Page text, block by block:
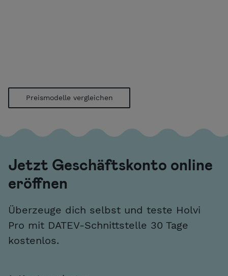
Preismodelle vergleichen
Jetzt Geschäftskonto online
eröffnen
Überzeuge dich selbst und teste Holvi
Pro mit DATEV-Schnittstelle 30 Tage
kostenlos.